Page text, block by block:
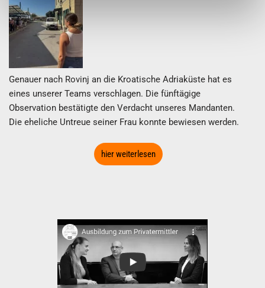
Genauer nach Rovinj an die Kroatische Adriaküste hat es
eines unserer Teams verschlagen. Die fünftägige
Observation bestätigte den Verdacht unseres Mandanten.
Die eheliche Untreue seiner Frau konnte bewiesen werden.
hier weiterlesen